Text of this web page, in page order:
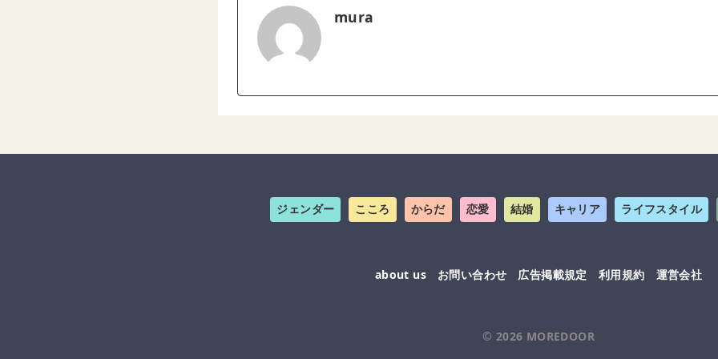
mura
ジェンダー こころ からだ 恋愛 結婚 キャリア ライフスタイル
about us お問い合わせ 広告掲載規定 利用規約 運営会社
© 2026 MOREDOOR